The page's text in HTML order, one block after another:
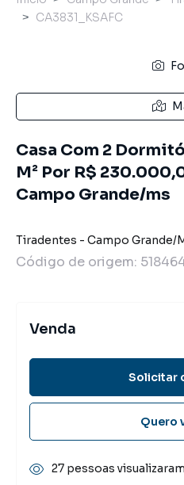
CA3831_KSAFC
Casa Com 2
M² Por R$
Campo Grande/ms
Tiradentes - Campo Grande/
Código de origem:
Venda
Solicitar
Quero
27 pessoas